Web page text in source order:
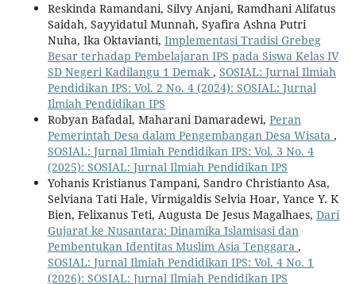
Reskinda Ramandani, Silvy Anjani, Ramdhani Alifatus
Saidah, Sayyidatul Munnah, Syafira Ashna Putri
Nuha, Ika Oktavianti, Implementasi Tradisi Grebeg
Besar terhadap Pembelajaran IPS pada Siswa Kelas IV
SD Negeri Kadilangu 1 Demak , SOSIAL: Jurnal Ilmiah
Pendidikan IPS: Vol. 2 No. 4 (2024): SOSIAL: Jurnal
Ilmiah Pendidikan IPS
Robyan Bafadal, Maharani Damaradewi, Peran
Pemerintah Desa dalam Pengembangan Desa Wisata ,
SOSIAL: Jurnal Ilmiah Pendidikan IPS: Vol. 3 No. 4
(2025): SOSIAL: Jurnal Ilmiah Pendidikan IPS
Yohanis Kristianus Tampani, Sandro Christianto Asa,
Selviana Tati Hale, Virmigaldis Selvia Hoar, Yance Y. K
Bien, Felixanus Teti, Augusta De Jesus Magalhaes, Dari
Gujarat ke Nusantara: Dinamika Islamisasi dan
Pembentukan Identitas Muslim Asia Tenggara ,
SOSIAL: Jurnal Ilmiah Pendidikan IPS: Vol. 4 No. 1
(2026): SOSIAL: Jurnal Ilmiah Pendidikan IPS